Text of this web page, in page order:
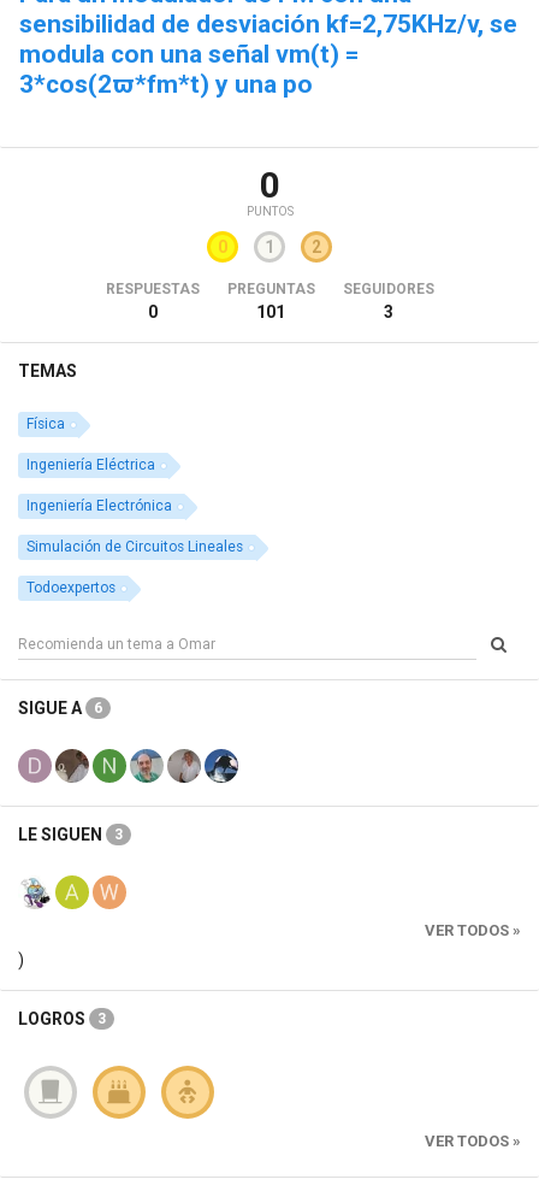
sensibilidad de desviación kf=2,75KHz/v, se
modula con una señal vm(t) =
3*cos(2ϖ*fm*t) y una po
0
PUNTOS
0 1 2
RESPUESTAS
0
PREGUNTAS
101
SEGUIDORES
3
TEMAS
Física
Ingeniería Eléctrica
Ingeniería Electrónica
Simulación de Circuitos Lineales
Todoexpertos
SIGUE A 6
LE SIGUEN 3
VER TODOS »
)
LOGROS 3
VER TODOS »